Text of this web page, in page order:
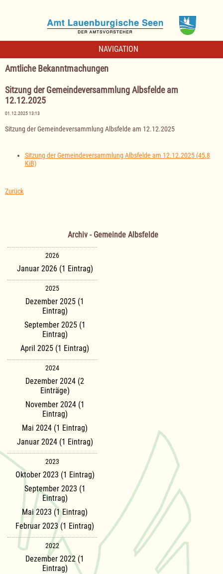
NAVIGATION
Amtliche Bekanntmachungen
Sitzung der Gemeindeversammlung Albsfelde am
12.12.2025
01.12.2025 13:13
Sitzung der Gemeindeversammlung Albsfelde am 12.12.2025
Sitzung der Gemeindeversammlung Albsfelde am 12.12.2025 (45,8
KiB)
Zurück
Archiv - Gemeinde Albsfelde
2026
Januar 2026 (1 Eintrag)
2025
Dezember 2025 (1
Eintrag)
September 2025 (1
Eintrag)
April 2025 (1 Eintrag)
2024
Dezember 2024 (2
Einträge)
November 2024 (1
Eintrag)
Mai 2024 (1 Eintrag)
Januar 2024 (1 Eintrag)
2023
Oktober 2023 (1 Eintrag)
September 2023 (1
Eintrag)
Mai 2023 (1 Eintrag)
Februar 2023 (1 Eintrag)
2022
Dezember 2022 (1
Eintrag)